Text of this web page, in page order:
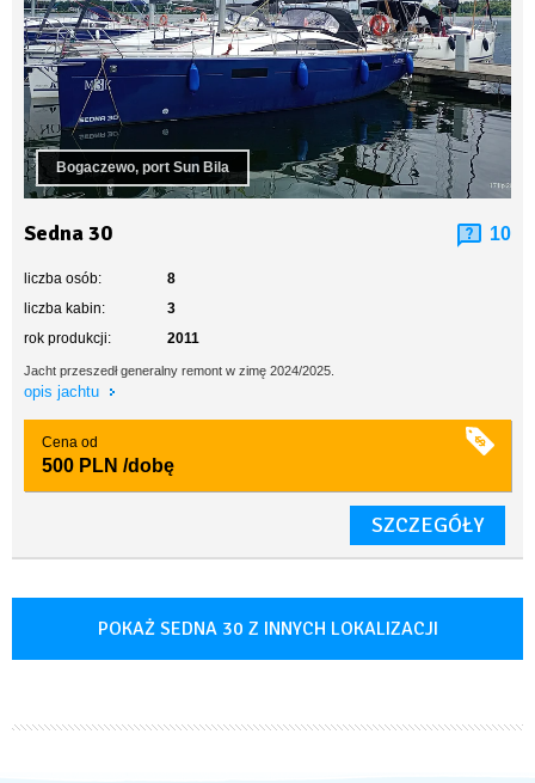
Bogaczewo, port Sun Bila
Sedna 30 10
liczba osób:
8
liczba kabin:
3
rok produkcji:
2011
Jacht przeszedł generalny remont w zimę 2024/2025.
opis jachtu
Cena od
500 PLN /dobę
SZCZEGÓŁY
POKAŻ SEDNA 30 Z INNYCH LOKALIZACJI